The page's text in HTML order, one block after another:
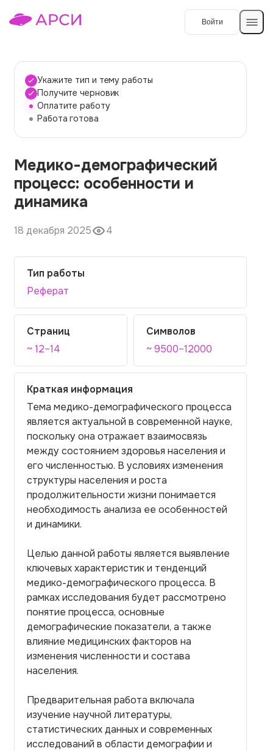
Войти
Темы работ
О сервисе
О компании
Наши гарантии
Вопросы и ответы
Контакты
Укажите тип и тему работы
Получите черновик
Оплатите работу
Работа готова
Медико-демографический
процесс: особенности и
динамика
18 декабря 2025 4
Тип работы
Реферат
Страниц
~ 12–14
Символов
~ 9500–12000
Краткая информация
Тема медико-демографического процесса
является актуальной в современной науке,
поскольку она отражает взаимосвязь
между состоянием здоровья населения и
его численностью. В условиях изменения
структуры населения и роста
продолжительности жизни понимается
необходимость анализа ее особенностей
и динамики.
Целью данной работы является выявление
ключевых характеристик и тенденций
медико-демографического процесса. В
рамках исследования будет рассмотрено
понятие процесса, основные
демографические показатели, а также
влияние медицинских факторов на
изменения численности и состава
населения.
Предварительная работа включала
изучение научной литературы,
статистических данных и современных
исследований в области демографии и